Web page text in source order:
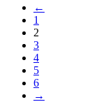
←
1
2
3
4
5
6
→